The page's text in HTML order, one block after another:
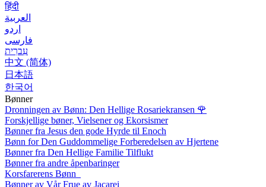
हिंदी
العربية
اردو
فارسی
עִברִית
中文 (简体)
日本語
한국어
Bønner
Dronningen av Bønn: Den Hellige Rosariekransen 🌹
Forskjellige bøner, Vielsener og Ekorsismer
Bønner fra Jesus den gode Hyrde til Enoch
Bønn for Den Guddommelige Forberedelsen av Hjertene
Bønner fra Den Hellige Familie Tilflukt
Bønner fra andre åpenbaringer
Korsfarerens Bønn
Bønner av Vår Frue av Jacarei